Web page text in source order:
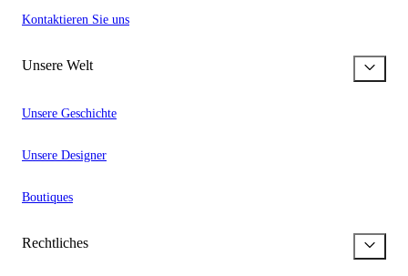
Kontaktieren Sie uns
Unsere Welt
Unsere Geschichte
Unsere Designer
Boutiques
Rechtliches